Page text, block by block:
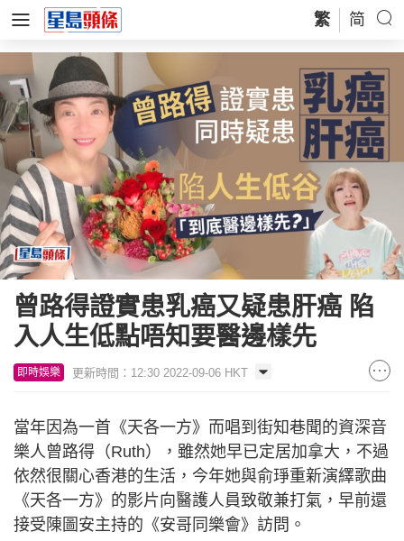
繁 简
曾路得證實患乳癌又疑患肝癌 陷
入人生低點唔知要醫邊樣先
即時娛樂 更新時間：12:30 2022-09-06 HKT
當年因為一首《天各一方》而唱到街知巷聞的資深音
樂人曾路得（Ruth），雖然她早已定居加拿大，不過
依然很關心香港的生活，今年她與俞琤重新演繹歌曲
《天各一方》的影片向醫護人員致敬兼打氣，早前還
接受陳圖安主持的《安哥同樂會》訪問。